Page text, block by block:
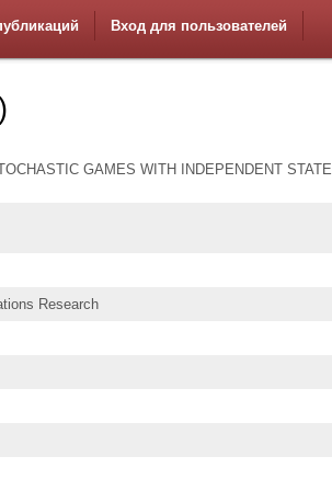
Вход для пользователей
GAMES WITH INDEPENDENT STATE
Research